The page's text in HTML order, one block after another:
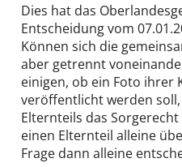
Dies hat das
Entscheidung vom
Können sich die
aber getrennt
einigen, ob ein Foto ihrer
veröffentlicht werden
Elternteils das
einen Elternteil alleine
Frage dann alleine